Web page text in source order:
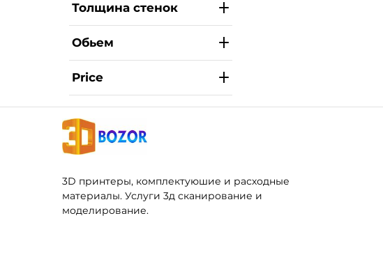
Толщина стенок
Обьем
Price
3D принтеры, комплектуюшие и расходные
материалы. Услуги 3д сканирование и
моделирование.